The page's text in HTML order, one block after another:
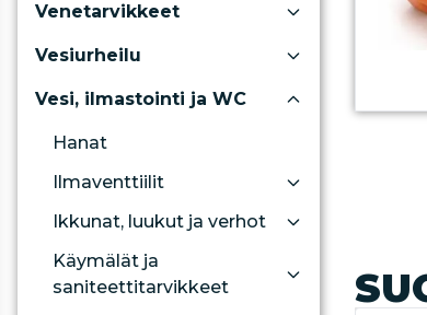
Venetarvikkeet
Vesiurheilu
Vesi, ilmastointi ja WC
Hanat
Ilmaventtiilit
Ikkunat, luukut ja verhot
Käymälät ja
saniteettitarvikkeet